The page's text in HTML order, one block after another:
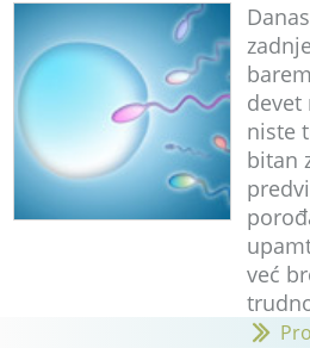
devet
niste
bitan
već